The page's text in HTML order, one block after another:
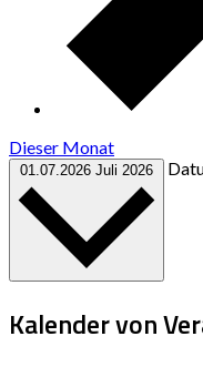
Dieser Monat
01.07.2026 Juli 2026
Kalender von